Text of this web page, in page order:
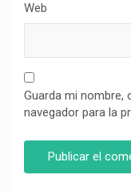
Web
Guarda mi nombre,
navegador para la